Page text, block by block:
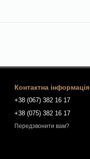
Контактна інформація
+38 (067) 382 16 17
+38 (075) 382 16 17
Передзвонити вам?